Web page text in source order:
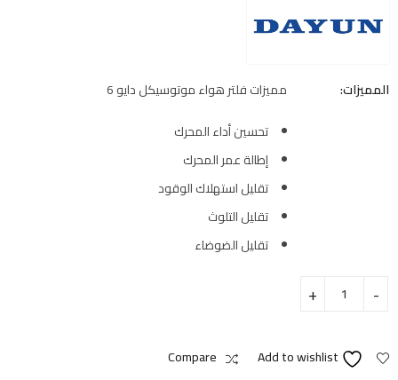
المميزات:
مميزات فلتر هواء موتوسيكل دايو 6
تحسين أداء المحرك
إطالة عمر المحرك
تقليل استهلاك الوقود
تقليل التلوث
تقليل الضوضاء
Add to wishlist
Compare